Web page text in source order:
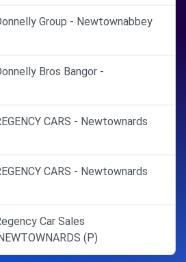
Group - Newtownabbey
Bros Bangor -
CARS - Newtownards
CARS - Newtownards
Car Sales
(P)